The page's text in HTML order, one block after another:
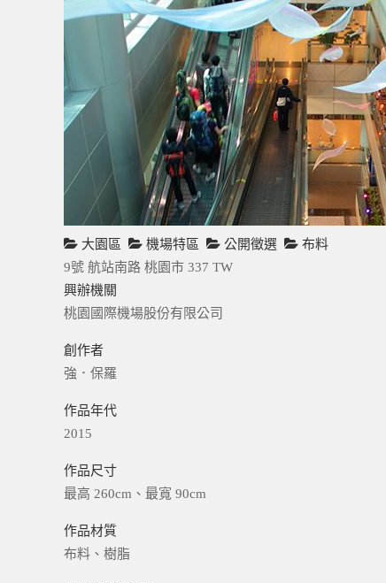
大園區 機場特區 公開徵選
布料
9號 航站南路 桃園市 337 TW
興辦機關
桃園國際機場股份有限公司
創作者
強．保羅
作品年代
2015
作品尺寸
最高 260cm、最寬 90cm
作品材質
布料、樹脂